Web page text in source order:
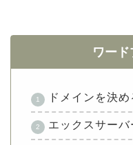
ワー
ドメインを決め
エックスサーバ